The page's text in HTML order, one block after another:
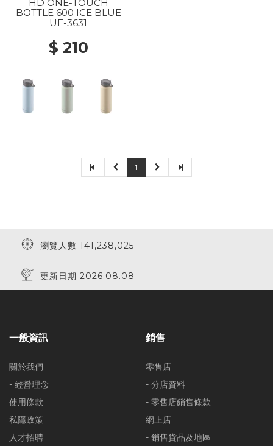
HD ONE-TOUCH
BOTTLE 600 ICE BLUE
UE-3631
$ 210
1
瀏覽人數 141,238,025
更新日期 2026.08.08
一般資訊
關於我們
- 經營理念
使用條款
私隱政策
人才招聘
銷售
零售店
- 分店資料
- 零售店銷售條款
網上店
- 銷售貨品及地區